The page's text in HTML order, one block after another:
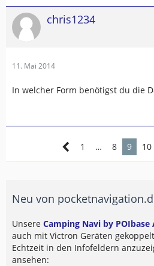
chris1234
11. Mai 2014
In welcher Form benötigst du die
1 … 8 9 10
Neu von
Unsere Camping Navi by
auch mit Victron Geräten
Echtzeit in den Infofeldern
ansehen: